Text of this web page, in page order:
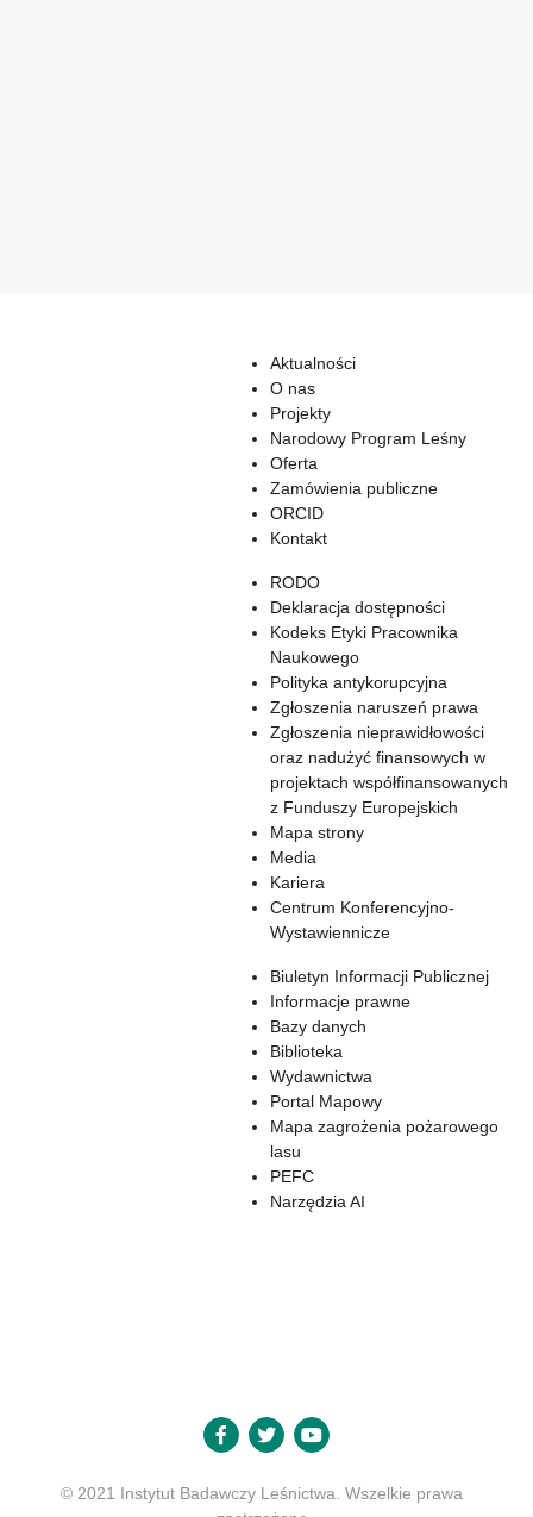
Aktualności
O nas
Projekty
Narodowy Program Leśny
Oferta
Zamówienia publiczne
ORCID
Kontakt
RODO
Deklaracja dostępności
Kodeks Etyki Pracownika
Naukowego
Polityka antykorupcyjna
Zgłoszenia naruszeń prawa
Zgłoszenia nieprawidłowości
oraz nadużyć finansowych w
projektach współfinansowanych
z Funduszy Europejskich
Mapa strony
Media
Kariera
Centrum Konferencyjno-
Wystawiennicze
Biuletyn Informacji Publicznej
Informacje prawne
Bazy danych
Biblioteka
Wydawnictwa
Portal Mapowy
Mapa zagrożenia pożarowego
lasu
PEFC
Narzędzia AI
© 2021 Instytut Badawczy Leśnictwa. Wszelkie prawa